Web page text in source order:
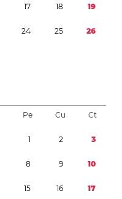
17 18 19
24 25 26
Pe Cu Ct
1 2 3
8 9 10
15 16 17